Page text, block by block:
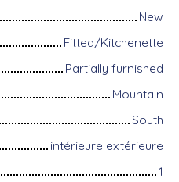
New
Fitted/Kitchenette
Partially furnished
Mountain
South
intérieure extérieure
1